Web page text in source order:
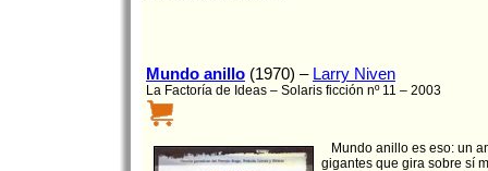
Mundo anillo (1970) – Larry Niven
La Factoría de Ideas – Solaris ficción nº 11 – 2003
Mundo anillo es eso: un
gigantes que gira sobre sí